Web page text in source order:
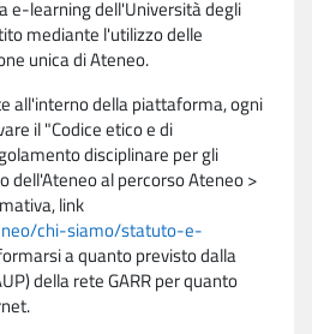
e-learning dell'Università degli
mediante l'utilizzo delle
unica di Ateneo.
all'interno della piattaforma, ogni
il "Codice etico e di
disciplinare per gli
dell'Ateneo al percorso Ateneo >
link
chi-siamo/statuto-e-
a quanto previsto dalla
della rete GARR per quanto